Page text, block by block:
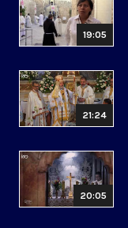
19:05
21:24
20:05